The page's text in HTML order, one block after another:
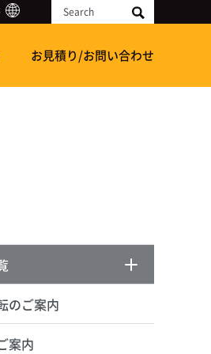
Search
お見積り/お問い合わせ
のご案内
案内